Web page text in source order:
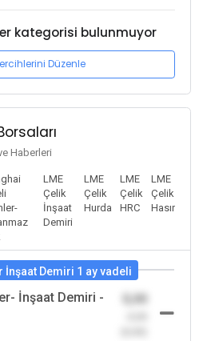
kategorisi bulunmuyor
Düzenle
Haberleri
LME
Çelik
İnşaat
Demiri
LME
Çelik
Hurda
LME
Çelik
HRC
LME
Çelik
Hasır
Demiri 1 ay vadeli
İnşaat Demiri -